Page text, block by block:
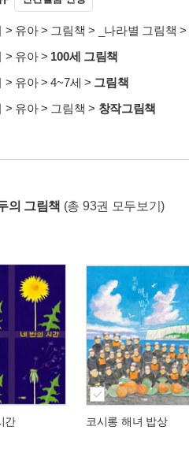
> 유아> 그림책 > _나라별 그림책 >
> 유아> 100세 그림책
> 유아>4~7세 > 그림책
> 유아> 그림책 > 창작그림책
의 그림책 (총 93권 모두보기)
간 코시롱 해녀 밥상